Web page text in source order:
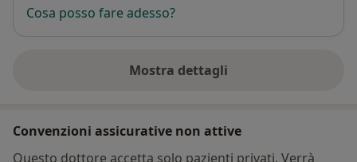
Cosa posso fare adesso?
Mostra dettagli
sull'indirizzo
Convenzioni assicurative non attive
Questo dottore accetta solo pazienti privati. Verrà